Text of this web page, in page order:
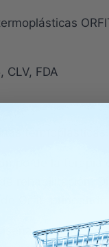
CLV, FDA
termoplásticas
de la
rehabilitación.
Orfit,
para